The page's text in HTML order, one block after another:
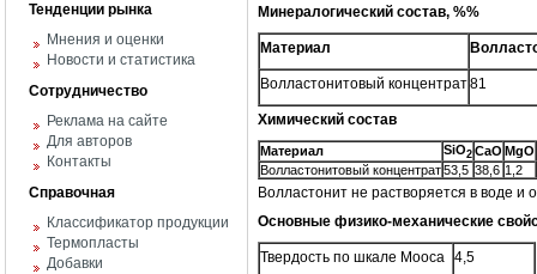
Тенденции рынка
Мнения и оценки
Новости и статистика
Сотрудничество
Реклама на сайте
Для авторов
Контакты
Справочная
Классификатор продукции
Термопласты
Добавки
Минералогический состав, %%
Материал
Волластонитовый концентрат81
Химический состав
Материал SiO2 CaO MgO
Волластонитовый концентрат53,5 38,6 1,2
Волластонит не растворяется в воде и
Основные физико-механические
Твердость по шкале Мооса 4,5